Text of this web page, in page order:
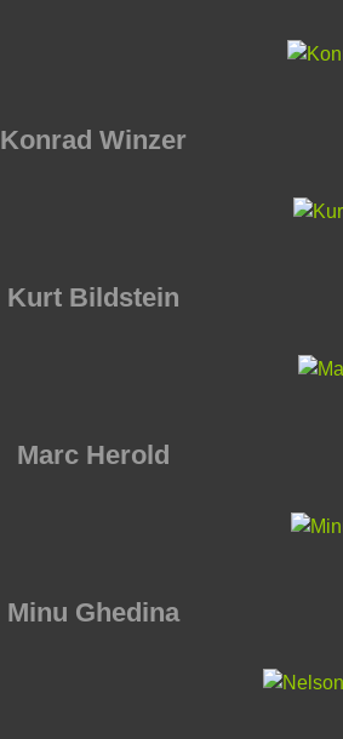
Konrad Winzer
Kurt Bildstein
Marc Herold
Minu Ghedina